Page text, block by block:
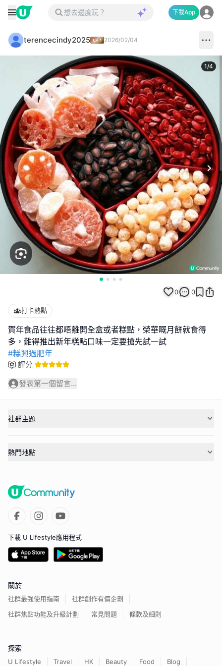
下載App
terencecindy2025 2026/02/04
1/4
0 0
打卡熱點
賀年食品往往都唔離開全盒或者糕點，榮華嘅月餅就食得
#糕興過肥年
評分
發表第一個留言...
社群主題
熱門地點
下載 U Lifestyle應用程式
關於
社群最強使用指南
社群創作有價企劃
社群焦點功能及升級計劃
常見問題 條款及細則
探索
U Lifestyle Travel HK Beauty Food Blog